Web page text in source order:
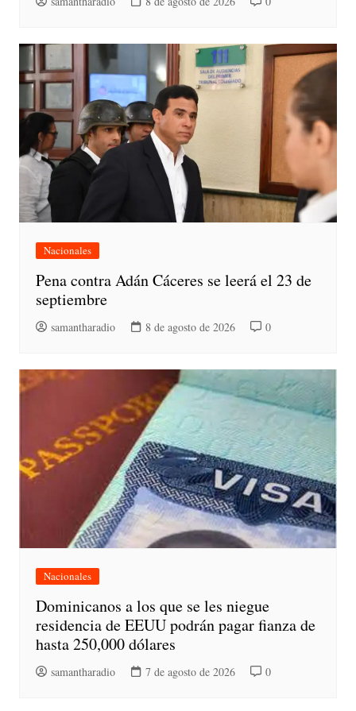
Nacionales
Pena contra Adán Cáceres se leerá el 23 de
septiembre
samantharadio 8 de agosto de 2026 0
Nacionales
Dominicanos a los que se les niegue
residencia de EEUU podrán pagar fianza de
hasta 250,000 dólares
samantharadio 7 de agosto de 2026 0